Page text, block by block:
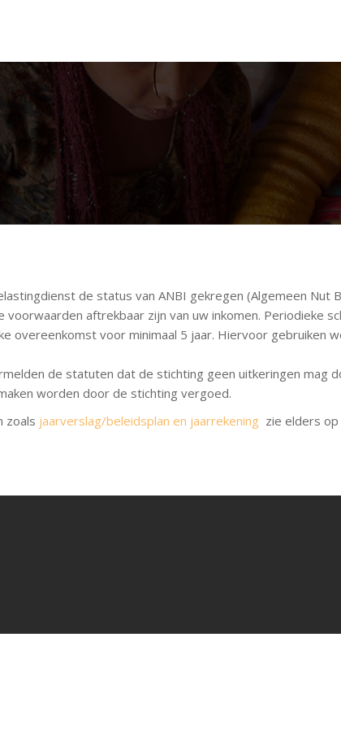
de status van ANBI gekregen (Algemeen
voorwaarden aftrekbaar zijn van uw inkomen. Periodieke
overeenkomst voor minimaal 5 jaar. Hiervoor gebruiken
de statuten dat de stichting geen uitkeringen mag
worden door de stichting vergoed.
zoals jaarverslag/beleidsplan en jaarrekening zie elders